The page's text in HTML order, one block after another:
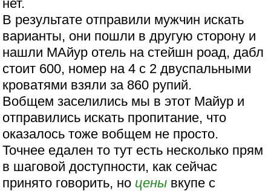
нет.
В результате отправили мужчин искать
варианты, они пошли в другую сторону и
нашли МАйур отель на стейшн роад, дабл
стоит 600, номер на 4 с 2 двуспальными
кроватями взяли за 860 рупий.
Вобщем заселились мы в этот Майур и
отправились искать пропитание, что
оказалось тоже вобщем не просто.
Точнее едален то тут есть несколько прям
в шаговой доступности, как сейчас
принято говорить, но цены вкупе с